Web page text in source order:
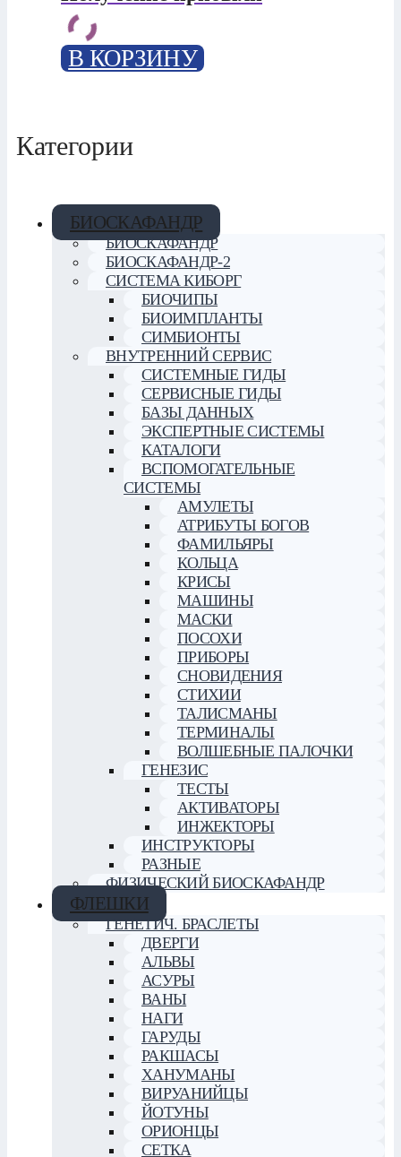
В КОРЗИНУ
Категории
БИОСКАФАНДР
БИОСКАФАНДР
БИОСКАФАНДР-2
СИСТЕМА КИБОРГ
БИОЧИПЫ
БИОИМПЛАНТЫ
СИМБИОНТЫ
ВНУТРЕННИЙ СЕРВИС
СИСТЕМНЫЕ ГИДЫ
СЕРВИСНЫЕ ГИДЫ
БАЗЫ ДАННЫХ
ЭКСПЕРТНЫЕ СИСТЕМЫ
КАТАЛОГИ
ВСПОМОГАТЕЛЬНЫЕ
СИСТЕМЫ
АМУЛЕТЫ
АТРИБУТЫ БОГОВ
ФАМИЛЬЯРЫ
КОЛЬЦА
КРИСЫ
МАШИНЫ
МАСКИ
ПОСОХИ
ПРИБОРЫ
СНОВИДЕНИЯ
СТИХИИ
ТАЛИСМАНЫ
ТЕРМИНАЛЫ
ВОЛШЕБНЫЕ ПАЛОЧКИ
ГЕНЕЗИС
ТЕСТЫ
АКТИВАТОРЫ
ИНЖЕКТОРЫ
ИНСТРУКТОРЫ
РАЗНЫЕ
ФИЗИЧЕСКИЙ БИОСКАФАНДР
ФЛЕШКИ
ГЕНЕТИЧ. БРАСЛЕТЫ
ДВЕРГИ
АЛЬВЫ
АСУРЫ
ВАНЫ
НАГИ
ГАРУДЫ
РАКШАСЫ
ХАНУМАНЫ
ВИРУАНИЙЦЫ
ЙОТУНЫ
ОРИОНЦЫ
СЕТКА